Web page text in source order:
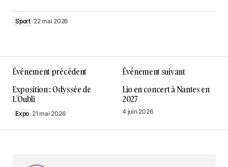
Sport 22 mai 2026
Événement précédent
Exposition : Odyssée de
L’Oubli
Expo 21 mai 2026
Événement suivant
Lio en concert à Nantes en
2027
4 juin 2026